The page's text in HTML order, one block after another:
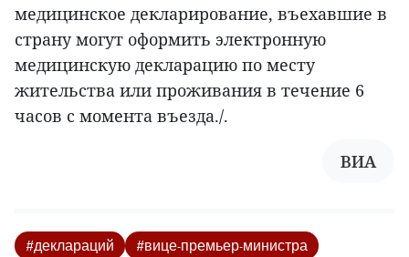
медицинское декларирование, въехавшие в
страну могут оформить электронную
медицинскую декларацию по месту
жительства или проживания в течение 6
часов с момента въезда./.
ВИА
#деклараций
#вице-премьер-министра